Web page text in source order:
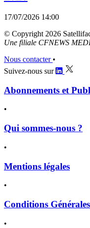
17/07/2026 14:00
© Copyright 2026
Une filiale CFNEWS
Nous contacter •
Suivez-nous sur
Abonnements et
•
Qui sommes-nous ?
•
Mentions légales
•
Conditions
•